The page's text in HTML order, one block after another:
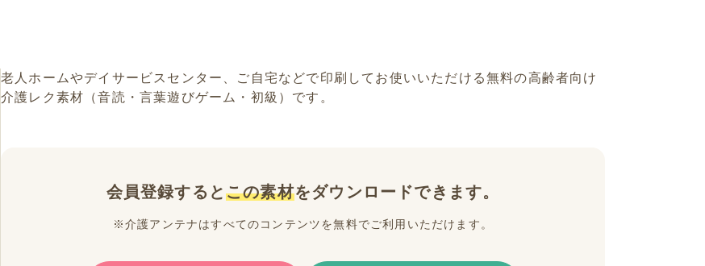
老人ホームやデイサービスセンター、ご自宅などで印刷してお使いいただける無料の高齢者向け
介護レク素材（音読・言葉遊びゲーム・初級）です。
会員登録するとこの素材をダウンロードできます。
※介護アンテナはすべてのコンテンツを無料でご利用いただけます。